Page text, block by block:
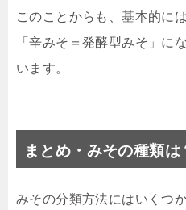
このことからも、基本的に
「辛みそ＝発酵型みそ」に
います。
まとめ・みその種類は
みその分類方法にはいくつ